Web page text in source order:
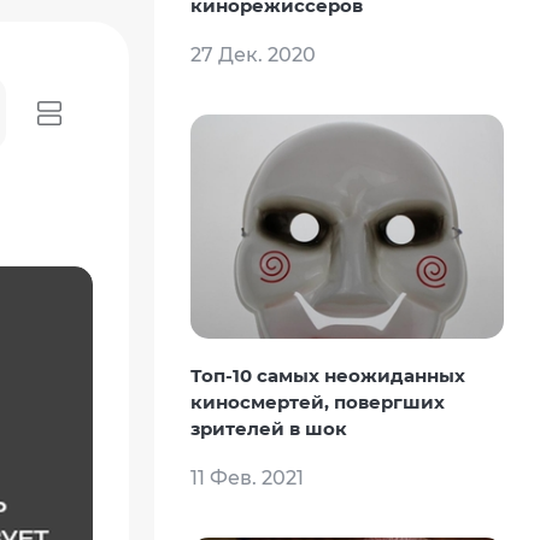
кинорежиссеров
27 Дек. 2020
Топ-10 самых неожиданных
киносмертей, повергших
зрителей в шок
11 Фев. 2021